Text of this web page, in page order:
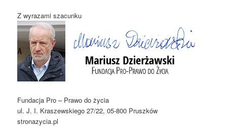
Z wyrazami szacunku
Fundacja Pro – Prawo do życia
ul. J. I. Kraszewskiego 27/22, 05-800 Pruszków
stronazycia.pl